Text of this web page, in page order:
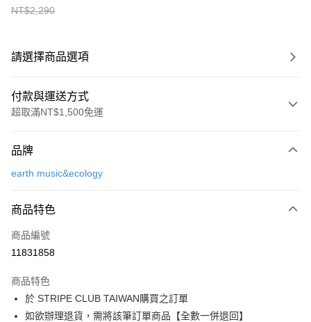
NT$2,290
請選擇商品選項
付款與運送方式
超取滿NT$1,500免運
信用卡一次付款
3 期 0 利率 每期
合作金庫商業銀行
上海商業儲蓄銀行
臺灣中小企業銀行
匯豐（台灣）商業銀行
華泰商業銀行
聯邦商業銀行
遠東國際商業銀行
超商取貨付款
LINE Pay
Apple Pay
街口支付
品牌
earth music&ecology
商品特色
商品編號
11831858
商品特色
於 STRIPE CLUB TAIWAN購買之訂單
如欲辦理退貨，需將該筆訂單商品【全數一併退回】